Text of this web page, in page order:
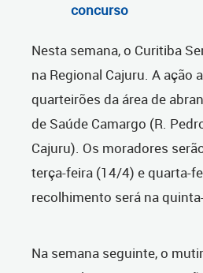
concurso
Nesta semana, o Curitiba
na Regional Cajuru. A ação
quarteirões da área de
de Saúde Camargo (R.
Cajuru). Os moradores
terça-feira (14/4) e quarta-
recolhimento será na
Na semana seguinte, o